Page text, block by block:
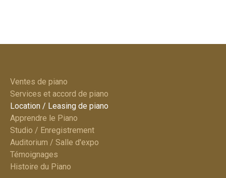
Ventes de piano
Services et accord de piano​
Location / Leasing de piano
Apprendre le Piano
Studio / Enregistrement
Auditorium / Salle d'expo
Témoignages
Histoire du Piano